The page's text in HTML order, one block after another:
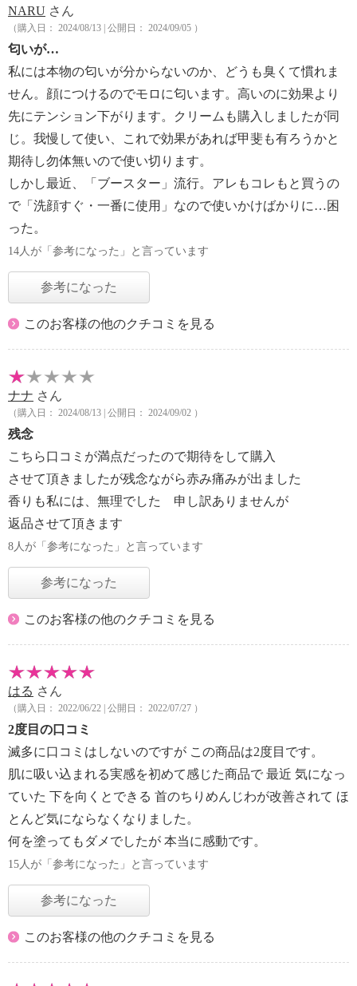
NARU さん
（購入日： 2024/08/13 | 公開日： 2024/09/05 ）
匂いが…
私には本物の匂いが分からないのか、どうも臭くて慣れま
せん。顔につけるのでモロに匂います。高いのに効果より
先にテンション下がります。クリームも購入しましたが同
じ。我慢して使い、これで効果があれば甲斐も有ろうかと
期待し勿体無いので使い切ります。
しかし最近、「ブースター」流行。アレもコレもと買うの
で「洗顔すぐ・一番に使用」なので使いかけばかりに…困
った。
14人が「参考になった」と言っています
参考になった
このお客様の他のクチコミを見る
ナナ さん
（購入日： 2024/08/13 | 公開日： 2024/09/02 ）
残念
こちら口コミが満点だったので期待をして購入
させて頂きましたが残念ながら赤み痛みが出ました
香りも私には、無理でした 申し訳ありませんが
返品させて頂きます
8人が「参考になった」と言っています
参考になった
このお客様の他のクチコミを見る
はる さん
（購入日： 2022/06/22 | 公開日： 2022/07/27 ）
2度目の口コミ
滅多に口コミはしないのですが この商品は2度目です。
肌に吸い込まれる実感を初めて感じた商品で 最近 気になっ
ていた 下を向くとできる 首のちりめんじわが改善されて ほ
とんど気にならなくなりました。
何を塗ってもダメでしたが 本当に感動です。
15人が「参考になった」と言っています
参考になった
このお客様の他のクチコミを見る